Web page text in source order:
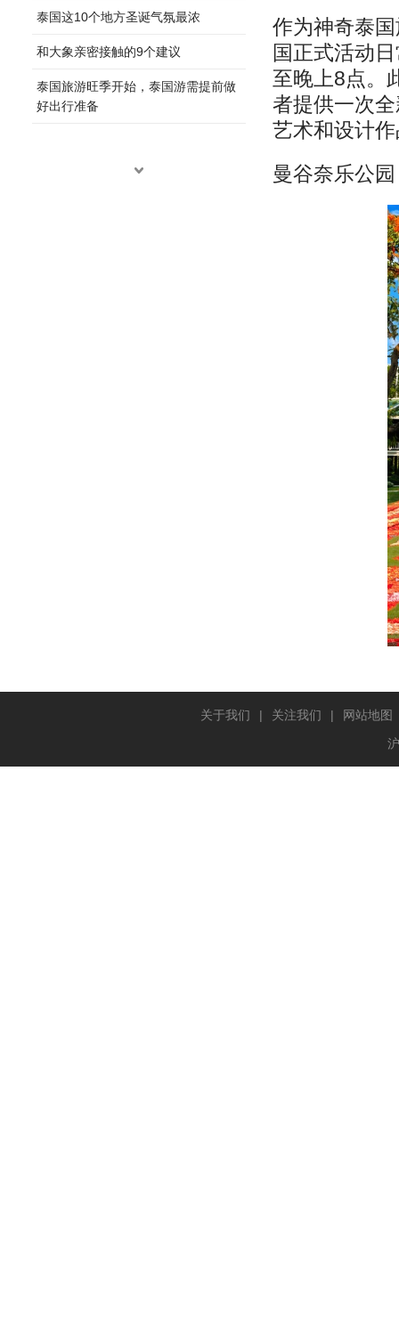
泰国这10个地方圣诞气氛最浓
和大象亲密接触的9个建议
泰国旅游旺季开始，泰国游需提前做
好出行准备
作为神奇泰
国正式活动
至晚上8点。
者提供一次
艺术和设计
曼谷奈乐公
关于我们 | 关注我们 |
网站地图